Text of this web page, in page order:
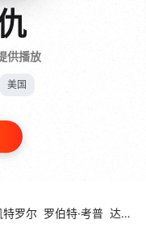
供播放
美国
特罗尔 罗伯特·考普 达伦·麦克加文